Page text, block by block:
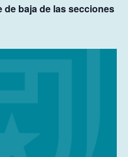
de baja de las secciones